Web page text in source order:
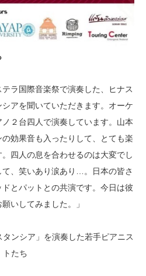
テラ国際音楽祭で演奏した、ヒナス
アを聞いていただきます。オーケ
２台四人で演奏しています。山本
効果音も入ったりして、とても楽
四人の息を合わせるのは大変でし
、笑いあり涙あり…。日本の皆さ
とパットとの共演です。今日は彼
いしてみました。」
ンシア」を演奏した若手ピアニス
トたち